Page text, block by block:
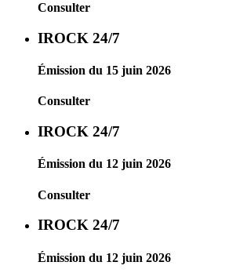
Consulter
IROCK 24/7
Émission du 15 juin 2026
Consulter
IROCK 24/7
Émission du 12 juin 2026
Consulter
IROCK 24/7
Émission du 12 juin 2026